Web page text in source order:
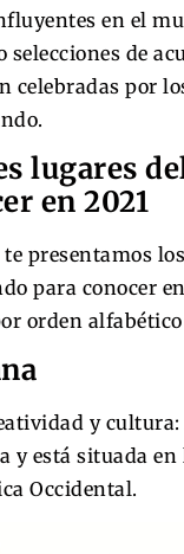
en el
de
celebradas por
lugares
en 2021
presentamos
para conocer
orden
y cultura:
y está situada en
Occidental.